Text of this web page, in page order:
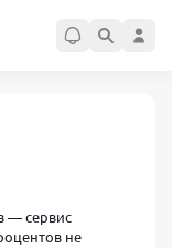
— сервис
не